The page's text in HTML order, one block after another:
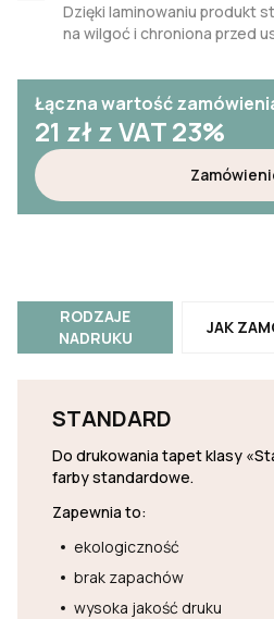
Dzięki laminowaniu produkt
na wilgoć i chroniona przed
Łączna wartość
21 zł z VAT 23%
RODZAJE
NADRUKU
JAK
STANDARD
Do drukowania tapet klasy
farby standardowe.
Zapewnia to:
ekologiczność
brak zapachów
wysoka jakość druku